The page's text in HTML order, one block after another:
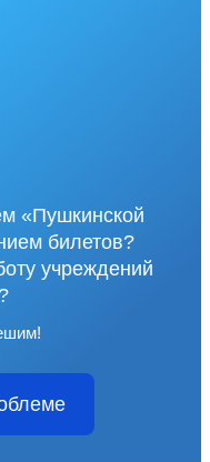
«Пушкинской
билетов?
учреждений